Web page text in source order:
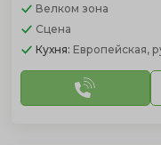
Велком зона
Сцена
Кухня: Европейская,